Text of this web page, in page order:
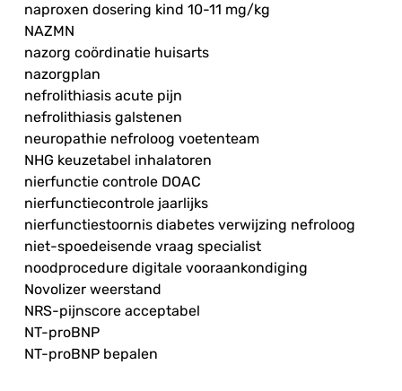
naproxen dosering kind 10-11 mg/kg
NAZMN
nazorg coördinatie huisarts
nazorgplan
nefrolithiasis acute pijn
nefrolithiasis galstenen
neuropathie nefroloog voetenteam
NHG keuzetabel inhalatoren
nierfunctie controle DOAC
nierfunctiecontrole jaarlijks
nierfunctiestoornis diabetes verwijzing nefroloog
niet-spoedeisende vraag specialist
noodprocedure digitale vooraankondiging
Novolizer weerstand
NRS-pijnscore acceptabel
NT-proBNP
NT-proBNP bepalen